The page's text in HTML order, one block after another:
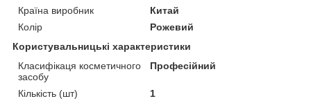
Країна виробник
Китай
Колір
Рожевий
Користувальницькі характеристики
Класифікаця косметичного
засобу
Професійний
Кількість (шт) 1